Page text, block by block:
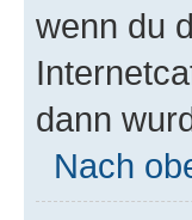
wenn du
dann
Nach